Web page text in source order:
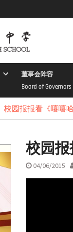
董事会阵容
Board of Governors
校园报报看《嘻嘻
校园
04/06/2015